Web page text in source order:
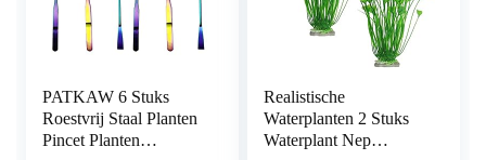
PATKAW 6 Stuks
Roestvrij Staal Planten
Pincet Planten
Realistische
Waterplanten 2 Stuks
Waterplant Nep